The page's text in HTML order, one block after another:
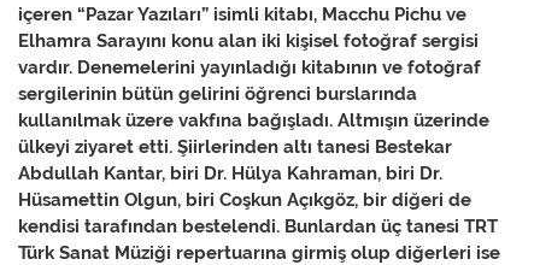
içeren “Pazar Yazıları” isimli kitabı, Macchu Pichu ve
Elhamra Sarayını konu alan iki kişisel fotoğraf sergisi
vardır. Denemelerini yayınladığı kitabının ve fotoğraf
sergilerinin bütün gelirini öğrenci burslarında
kullanılmak üzere vakfına bağışladı. Altmışın üzerinde
ülkeyi ziyaret etti. Şiirlerinden altı tanesi Bestekar
Abdullah Kantar, biri Dr. Hülya Kahraman, biri Dr.
Hüsamettin Olgun, biri Coşkun Açıkgöz, bir diğeri de
kendisi tarafından bestelendi. Bunlardan üç tanesi TRT
Türk Sanat Müziği repertuarına girmiş olup diğerleri ise